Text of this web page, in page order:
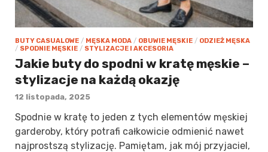
BUTY CASUALOWE / MĘSKA MODA / OBUWIE MĘSKIE / ODZIEŻ MĘSKA
/ SPODNIE MĘSKIE / STYLIZACJE I AKCESORIA
Jakie buty do spodni w kratę męskie –
stylizacje na każdą okazję
12 listopada, 2025
Spodnie w kratę to jeden z tych elementów męskiej
garderoby, który potrafi całkowicie odmienić nawet
najprostszą stylizację. Pamiętam, jak mój przyjaciel,